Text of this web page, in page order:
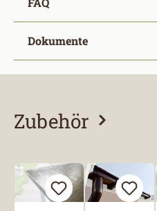
Dokumente
Zubehör